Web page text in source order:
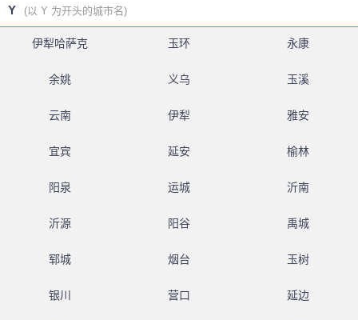
Y (以 Y 为开头的城市名)
伊犁哈萨克 玉环 永康
余姚 义乌 玉溪
云南 伊犁 雅安
宜宾 延安 榆林
阳泉 运城 沂南
沂源 阳谷 禹城
郓城 烟台 玉树
银川 营口 延边